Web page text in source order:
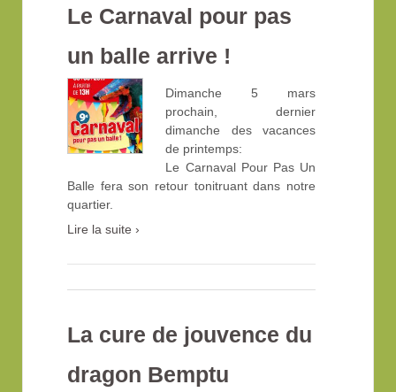
Le Carnaval pour pas
un balle arrive !
Dimanche 5 mars
prochain, dernier
dimanche des vacances
de printemps:
Le Carnaval Pour Pas Un
Balle fera son retour tonitruant dans notre
quartier.
Lire la suite ›
La cure de jouvence du
dragon Bemptu